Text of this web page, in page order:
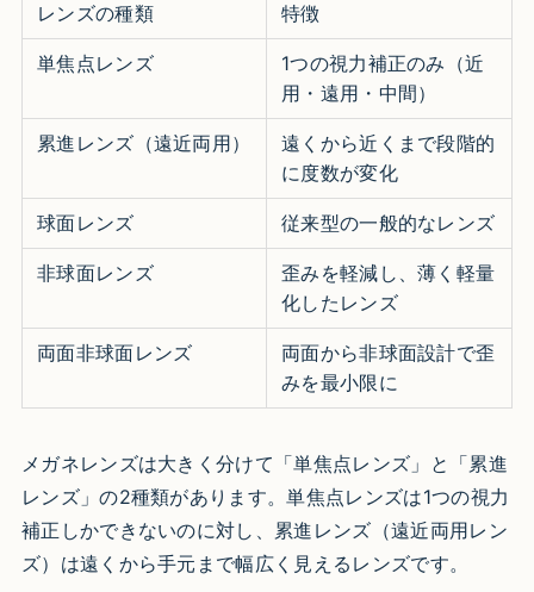
レンズの種類 特徴
単焦点レンズ
1つの視力補正のみ（近
用・遠用・中間）
累進レンズ（遠近両用）
遠くから近くまで段階的
に度数が変化
球面レンズ 従来型の一般的なレンズ
非球面レンズ
歪みを軽減し、薄く軽量
化したレンズ
両面非球面レンズ
両面から非球面設計で歪
みを最小限に
メガネレンズは大きく分けて「単焦点レンズ」と「累進
レンズ」の2種類があります。単焦点レンズは1つの視力
補正しかできないのに対し、累進レンズ（遠近両用レン
ズ）は遠くから手元まで幅広く見えるレンズです。